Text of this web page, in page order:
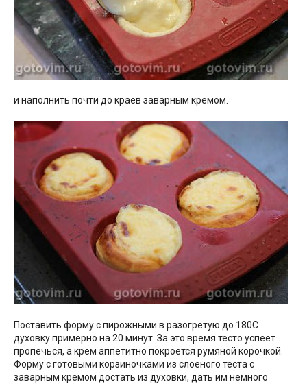
и наполнить почти до краев заварным кремом.
Поставить форму с пирожными в разогретую до 180С
духовку примерно на 20 минут. За это время тесто успеет
пропечься, а крем аппетитно покроется румяной корочкой.
Форму с готовыми корзиночками из слоеного теста с
заварным кремом достать из духовки, дать им немного